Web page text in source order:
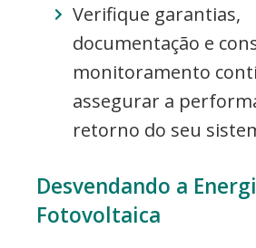
Verifique garantias,
documentação e
monitoramento
assegurar a
retorno do seu
Desvendando a
Fotovoltaica